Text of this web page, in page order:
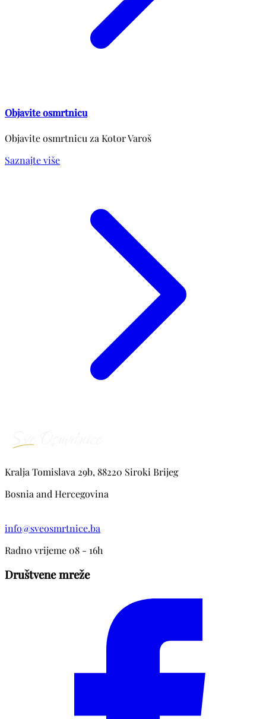
Objavite osmrtnicu
Objavite osmrtnicu za Kotor Varoš
Saznajte više
Kralja Tomislava 29b, 88220 Siroki Brijeg
Bosnia and Hercegovina
info@sveosmrtnice.ba
Radno vrijeme 08 - 16h
Društvene mreže